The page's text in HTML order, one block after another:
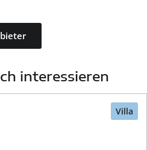
interessieren
Villa